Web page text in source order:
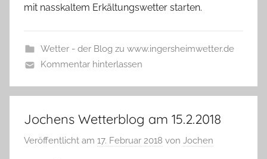
mit nasskaltem Erkältungswetter starten.
Wetter - der Blog zu www.ingersheimwetter.de
Kommentar hinterlassen
Jochens Wetterblog am 15.2.2018
Veröffentlicht am 17. Februar 2018 von Jochen